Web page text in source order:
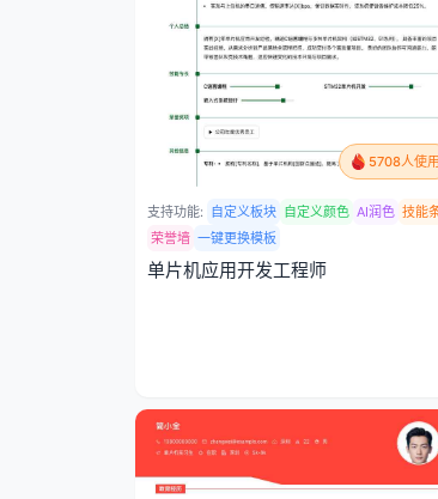
5708人使用
支持功能: 自定义板块 自定义颜色 AI润色 技能
荣誉墙 一键更换模板
单片机应用开发工程师